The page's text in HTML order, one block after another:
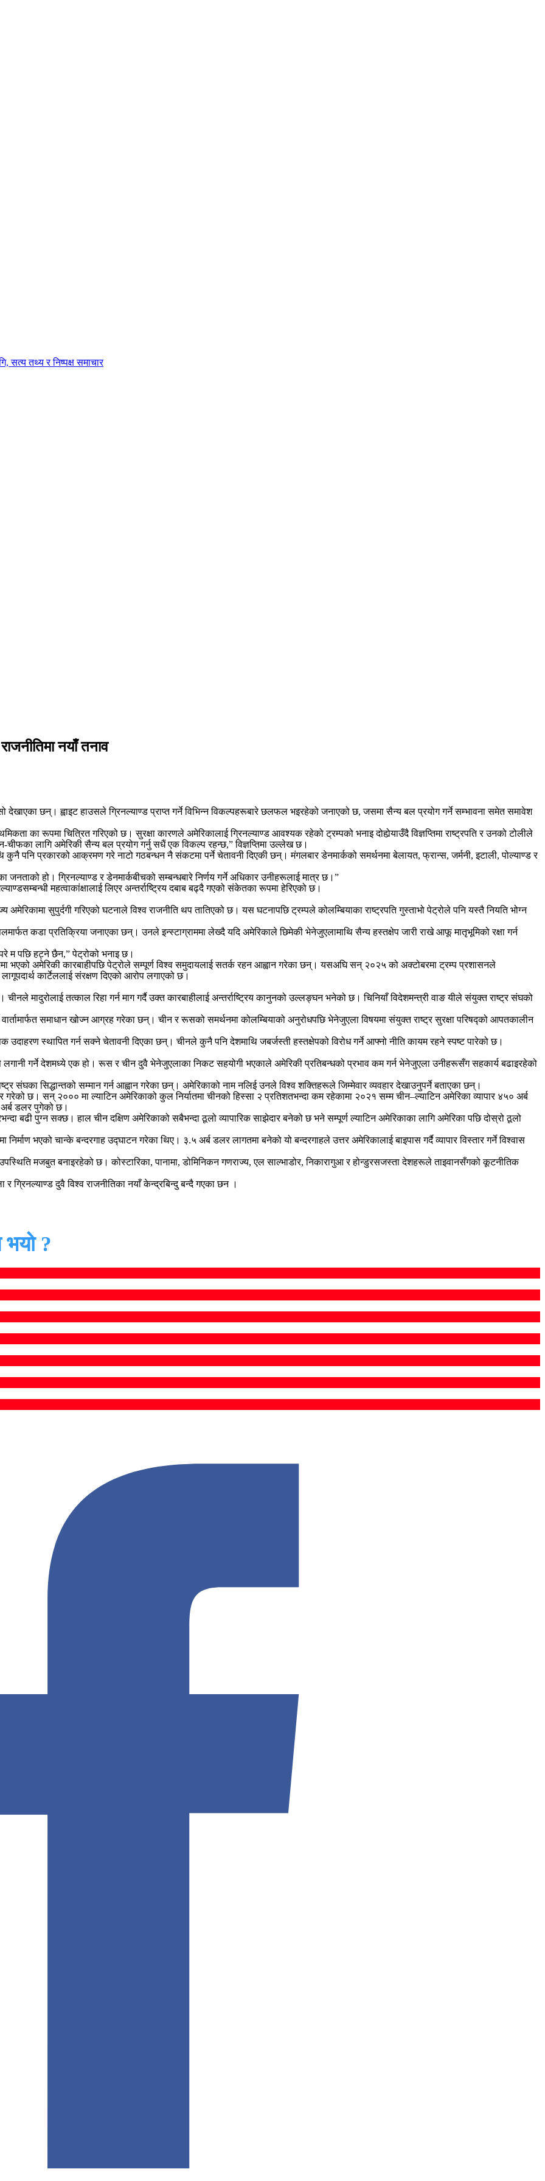
सत्य तथ्य र निष्पक्ष समाचार
नयाँ तनाव
देखाएका छन्। ह्वाइट हाउसले ग्रिनल्याण्ड प्राप्त गर्ने विभिन्न विकल्पहरूबारे छलफल भइरहेको जनाएको छ, जसमा सैन्य बल प्रयोग गर्ने सम्भावना समेत समावेश
का रूपमा चित्रित गरिएको छ। सुरक्षा कारणले अमेरिकालाई ग्रिनल्याण्ड आवश्यक रहेको ट्रम्पको भनाइ दोहोर्‍याउँदै विज्ञप्तिमा राष्ट्रपति र उनको टोलीले
चीफका लागि अमेरिकी सैन्य बल प्रयोग गर्नु सधैं एक विकल्प रहन्छ,” विज्ञप्तिमा उल्लेख छ।
पनि प्रकारको आक्रमण गरे नाटो गठबन्धन नै संकटमा पर्ने चेतावनी दिएकी छन्। मंगलबार डेनमार्कको समर्थनमा बेलायत, फ्रान्स, जर्मनी, इटाली, पोल्याण्ड र
हो। ग्रिनल्याण्ड र डेनमार्कबीचको सम्बन्धबारे निर्णय गर्ने अधिकार उनीहरूलाई मात्र छ।”
महत्वाकांक्षालाई लिएर अन्तर्राष्ट्रिय दबाब बढ्दै गएको संकेतका रूपमा हेरिएको छ।
सुपुर्दगी गरिएको घटनाले विश्व राजनीति थप तातिएको छ। यस घटनापछि ट्रम्पले कोलम्बियाका राष्ट्रपति गुस्ताभो पेट्रोले पनि यस्तै नियति भोग्न
कडा प्रतिक्रिया जनाएका छन्। उनले इन्स्टाग्राममा लेख्दै यदि अमेरिकाले छिमेकी भेनेजुएलामाथि सैन्य हस्तक्षेप जारी राखे आफू मातृभूमिको रक्षा गर्न
म पछि हट्ने छैन,” पेट्रोको भनाइ छ।
भएको अमेरिकी कारबाहीपछि पेट्रोले सम्पूर्ण विश्व समुदायलाई सतर्क रहन आह्वान गरेका छन्। यसअघि सन् २०२५ को अक्टोबरमा ट्रम्प प्रशासनले
कार्टेललाई संरक्षण दिएको आरोप लगाएको छ।
मादुरोलाई तत्काल रिहा गर्न माग गर्दै उक्त कारबाहीलाई अन्तर्राष्ट्रिय कानुनको उल्लङ्घन भनेको छ। चिनियाँ विदेशमन्त्री वाङ यीले संयुक्त राष्ट्र संघको
समाधान खोज्न आग्रह गरेका छन्। चीन र रूसको समर्थनमा कोलम्बियाको अनुरोधपछि भेनेजुएला विषयमा संयुक्त राष्ट्र सुरक्षा परिषद्को आपतकालीन
स्थापित गर्न सक्ने चेतावनी दिएका छन्। चीनले कुनै पनि देशमाथि जबर्जस्ती हस्तक्षेपको विरोध गर्ने आफ्नो नीति कायम रहने स्पष्ट पारेको छ।
लगानी गर्ने देशमध्ये एक हो। रूस र चीन दुवै भेनेजुएलाका निकट सहयोगी भएकाले अमेरिकी प्रतिबन्धको प्रभाव कम गर्न भेनेजुएला उनीहरूसँग सहकार्य बढाइरहेको
संघका सिद्धान्तको सम्मान गर्न आह्वान गरेका छन्। अमेरिकाको नाम नलिई उनले विश्व शक्तिहरूले जिम्मेवार व्यवहार देखाउनुपर्ने बताएका छन्।
गरेको छ। सन् २००० मा ल्याटिन अमेरिकाको कुल निर्यातमा चीनको हिस्सा २ प्रतिशतभन्दा कम रहेकामा २०२१ सम्म चीन–ल्याटिन अमेरिका व्यापार ४५० अर्ब
डलर पुगेको छ।
पुग्न सक्छ। हाल चीन दक्षिण अमेरिकाको सबैभन्दा ठूलो व्यापारिक साझेदार बनेको छ भने सम्पूर्ण ल्याटिन अमेरिकाका लागि अमेरिका पछि दोस्रो ठूलो
भएको चान्के बन्दरगाह उद्घाटन गरेका थिए। ३.५ अर्ब डलर लागतमा बनेको यो बन्दरगाहले उत्तर अमेरिकालाई बाइपास गर्दै व्यापार विस्तार गर्ने विश्वास
मजबुत बनाइरहेको छ। कोस्टारिका, पानामा, डोमिनिकन गणराज्य, एल साल्भाडोर, निकारागुआ र होन्डुरसजस्ता देशहरूले ताइवानसँगको कूटनीतिक
ग्रिनल्याण्ड दुवै विश्व राजनीतिका नयाँ केन्द्रबिन्दु बन्दै गएका छन ।
?